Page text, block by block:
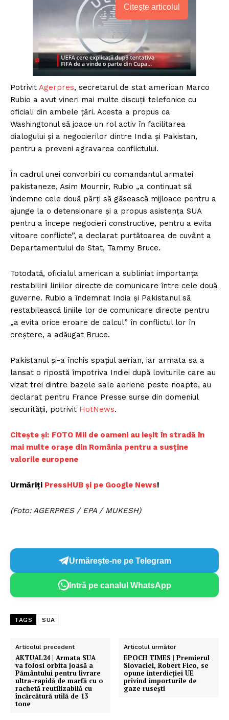
Citește articolul
Potrivit Agerpres, secretarul de stat american Marco
Rubio a avut vineri mai multe discuții telefonice cu
oficiali din ambele țări. Acesta a propus ca
Washingtonul să joace un rol activ în facilitarea
dialogului și a negocierilor dintre India și Pakistan,
pentru a preveni agravarea conflictului.
În cadrul unei convorbiri cu comandantul armatei
pakistaneze, Asim Mournir, Rubio „a continuat să
îndemne cele două părți să găsească mijloace pentru a
ajunge la o detensionare și a propus asistența SUA
pentru a începe negocieri constructive, pentru a evita
viitoare conflicte”, a declarat purtătoarea de cuvânt a
Departamentului de Stat, Tammy Bruce.
Totodată, oficialul american a subliniat importanța
restabilirii liniilor directe de comunicare între cele două
guverne. Rubio a îndemnat India și Pakistanul să
restabilească liniile lor de comunicare directe pentru
„a evita orice eroare de calcul” în conflictul lor în
creștere, a adăugat Bruce.
Pakistanul și-a închis spațiul aerian, iar armata sa a
lansat o ripostă împotriva Indiei după loviturile care au
vizat trei dintre bazele sale aeriene peste noapte, au
declarat pentru France Presse surse din domeniul
securității, potrivit HotNews.
Citește și: FOTO Mii de oameni au ieșit în stradă în
mai multe orașe din România pentru a susține
valorile europene
Urmăriți PressHUB și pe Google News!
(Foto: AGERPRES / EPA / MUKESH)
Urmărește-ne pe Telegram
Intră pe canalul WhatsApp
TAGS SUA
Articolul precedent
AKTUAL24 | Armata SUA
va folosi orbita joasă a
Pământului pentru livrare
ultra-rapidă de marfă cu o
rachetă reutilizabilă cu
încărcătură utilă de 13
tone
Articolul următor
EPOCH TIMES | Premierul
Slovaciei, Robert Fico, se
opune interdicției UE
privind importurile de
gaze rusești